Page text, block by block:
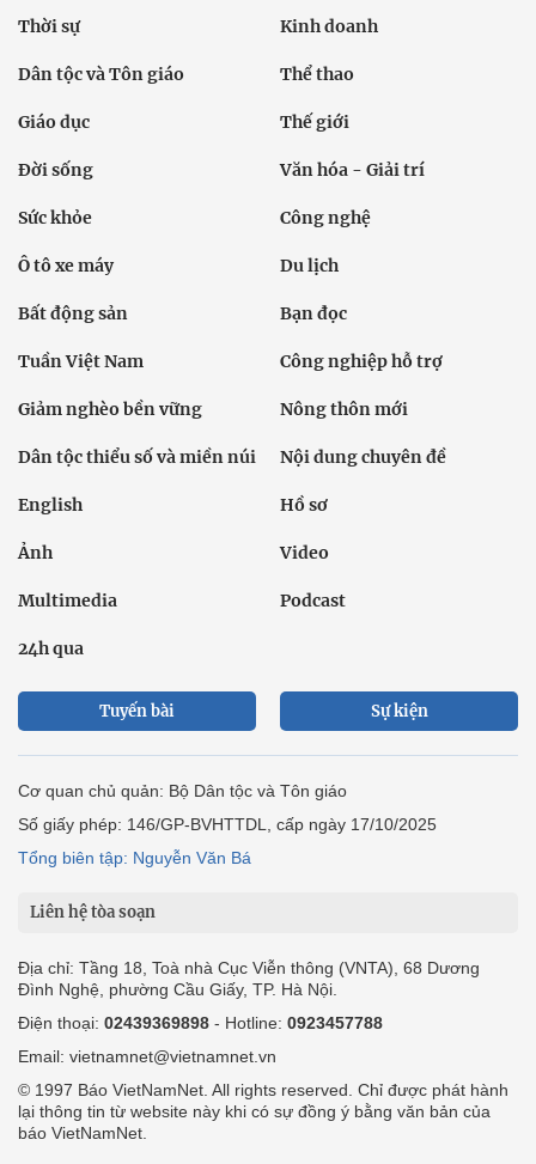
Thời sự Kinh doanh
Dân tộc và Tôn giáo Thể thao
Giáo dục Thế giới
Đời sống Văn hóa - Giải trí
Sức khỏe Công nghệ
Ô tô xe máy Du lịch
Bất động sản Bạn đọc
Tuần Việt Nam Công nghiệp hỗ trợ
Giảm nghèo bền vững Nông thôn mới
Dân tộc thiểu số và miền núi Nội dung chuyên đề
English Hồ sơ
Ảnh Video
Multimedia Podcast
24h qua
Tuyến bài Sự kiện
Cơ quan chủ quản: Bộ Dân tộc và Tôn giáo
Số giấy phép: 146/GP-BVHTTDL, cấp ngày 17/10/2025
Tổng biên tập: Nguyễn Văn Bá
Liên hệ tòa soạn
Địa chỉ: Tầng 18, Toà nhà Cục Viễn thông (VNTA), 68 Dương
Đình Nghệ, phường Cầu Giấy, TP. Hà Nội.
Điện thoại: 02439369898 - Hotline: 0923457788
Email: vietnamnet@vietnamnet.vn
© 1997 Báo VietNamNet. All rights reserved. Chỉ được phát hành
lại thông tin từ website này khi có sự đồng ý bằng văn bản của
báo VietNamNet.